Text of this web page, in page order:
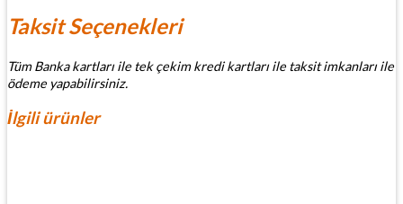
Taksit Seçenekleri
Tüm Banka kartları ile tek çekim kredi kartları ile taksit imkanları ile
ödeme yapabilirsiniz.
İlgili ürünler